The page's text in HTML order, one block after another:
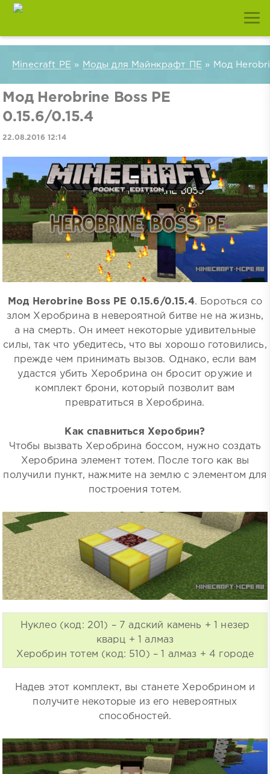
Minecraft PE » Моды для Майнкрафт ПЕ » Мод
Мод Herobrine Boss PE
0.15.6/0.15.4
22.08.2016 12:14
Мод Herobrine Boss PE 0.15.6/0.15.4. Бороться со
злом Херобрина в невероятной битве не на жизнь,
а на смерть. Он имеет некоторые удивительные
силы, так что убедитесь, что вы хорошо готовились,
прежде чем принимать вызов. Однако, если вам
удастся убить Херобрина он бросит оружие и
комплект брони, который позволит вам
превратиться в Херобрина.
Как спавниться Херобрин?
Чтобы вызвать Херобрина боссом, нужно создать
Херобрина элемент тотем. После того как вы
получили пункт, нажмите на землю с элементом для
построения тотем.
Нуклео (код: 201) – 7 адский камень + 1 незер
кварц + 1 алмаз
Херобрин тотем (код: 510) – 1 алмаз + 4 городе
Надев этот комплект, вы станете Херобрином и
получите некоторые из его невероятных
способностей.